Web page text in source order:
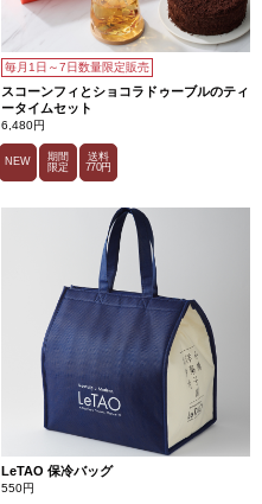
毎月1日～7日数量限定販売
スコーンフィとショコラドゥーブルのティ
ータイムセット
6,480円
NEW
期間
限定
送料
770円
LeTAO 保冷バッグ
550円